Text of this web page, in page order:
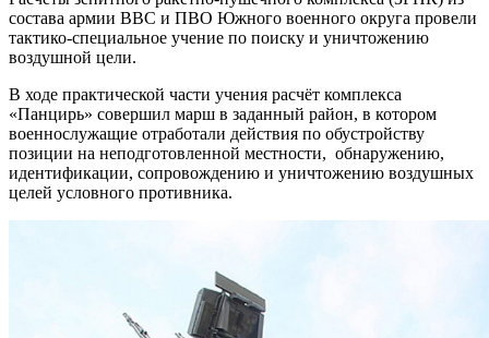
состава армии ВВС и ПВО Южного военного округа провели
тактико-специальное учение по поиску и уничтожению
воздушной цели.
В ходе практической части учения расчёт комплекса
«Панцирь» совершил марш в заданный район, в котором
военнослужащие отработали действия по обустройству
позиции на неподготовленной местности, обнаружению,
идентификации, сопровождению и уничтожению воздушных
целей условного противника.